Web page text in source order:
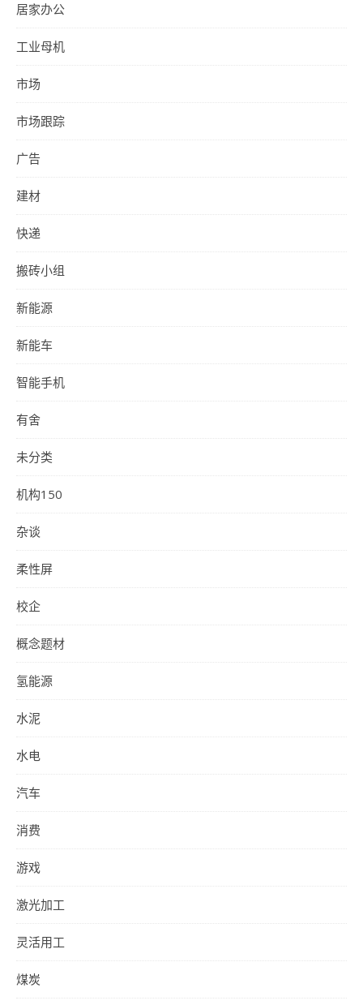
居家办公
工业母机
市场
市场跟踪
广告
建材
快递
搬砖小组
新能源
新能车
智能手机
有舍
未分类
机构150
杂谈
柔性屏
校企
概念题材
氢能源
水泥
水电
汽车
消费
游戏
激光加工
灵活用工
煤炭